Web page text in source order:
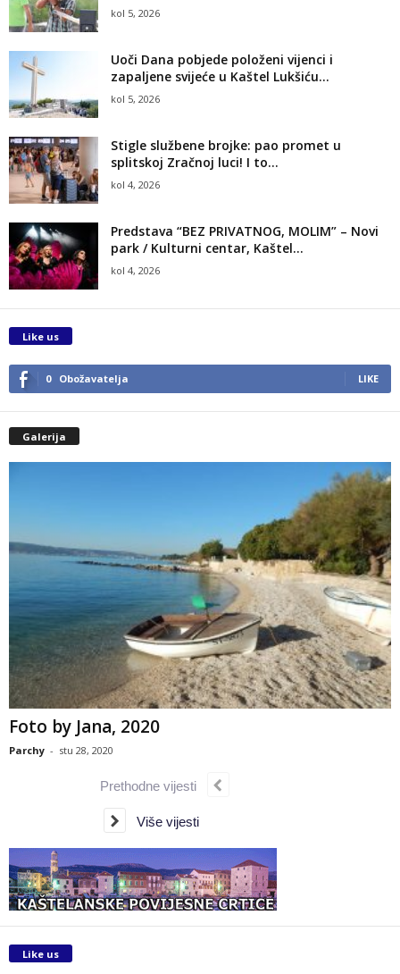
kol 5, 2026
Uoči Dana pobjede položeni vijenci i
zapaljene svijeće u Kaštel Lukšiću...
kol 5, 2026
Stigle službene brojke: pao promet u
splitskoj Zračnoj luci! I to...
kol 4, 2026
Predstava “BEZ PRIVATNOG, MOLIM” – Novi
park / Kulturni centar, Kaštel...
kol 4, 2026
Like us
0 Obožavatelja LIKE
Galerija
Foto by Jana, 2020
Parchy - stu 28, 2020
Prethodne vijesti
Više vijesti
Like us